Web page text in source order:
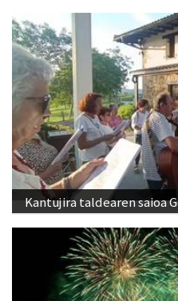
Kantujira taldearen saioa